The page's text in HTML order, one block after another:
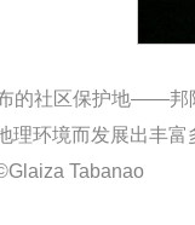
的社区保护地——邦
理环境而发展出丰
Tabanao